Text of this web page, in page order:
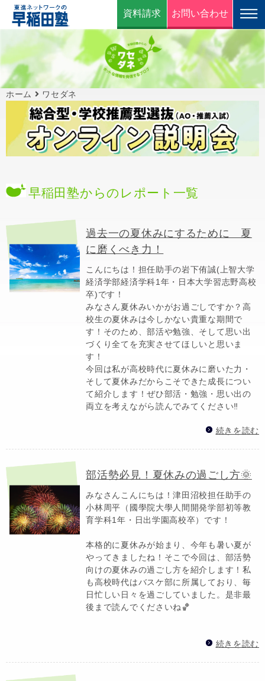
資料請求 お問い合わせ
ホーム ワセダネ
早稲田塾からのレポート一覧
過去一の夏休みにするために 夏
に磨くべき力！
こんにちは！担任助手の岩下侑誠(上智大学
経済学部経済学科1年・日本大学習志野高校
卒)です！
みなさん夏休みいかがお過ごしですか？高
校生の夏休みは今しかない貴重な期間で
す！そのため、部活や勉強、そして思い出
づくり全てを充実させてほしいと思いま
す！
今回は私が高校時代に夏休みに磨いた力・
そして夏休みだからこそできた成長につい
て紹介します！ぜひ部活・勉強・思い出の
両立を考えながら読んでみてください‼️
続きを読む
部活勢必見！夏休みの過ごし方🌞
みなさんこんにちは！津田沼校担任助手の
小林周平（國學院大學人間開発学部初等教
育学科1年・日出学園高校卒）です！
本格的に夏休みが始まり、今年も暑い夏が
やってきましたね！そこで今回は、部活勢
向けの夏休みの過ごし方を紹介します！私
も高校時代はバスケ部に所属しており、毎
日忙しい日々を過ごしていました。是非最
後まで読んでくださいね🏀
続きを読む